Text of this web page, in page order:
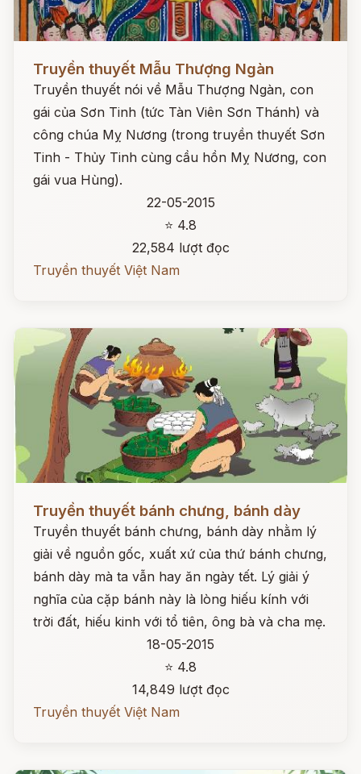
Đọc ngay
Truyền thuyết Mẫu Thượng Ngàn
Truyền thuyết nói về Mẫu Thượng Ngàn, con
gái của Sơn Tinh (tức Tàn Viên Sơn Thánh) và
công chúa Mỵ Nương (trong truyền thuyết Sơn
Tinh - Thủy Tinh cùng cầu hồn Mỵ Nương, con
gái vua Hùng).
22-05-2015
⭐ 4.8
22,584 lượt đọc
Truyền thuyết Việt Nam
Đọc ngay
Truyền thuyết bánh chưng, bánh dày
Truyền thuyết bánh chưng, bánh dày nhằm lý
giải về nguồn gốc, xuất xứ của thứ bánh chưng,
bánh dày mà ta vẫn hay ăn ngày tết. Lý giải ý
nghĩa của cặp bánh này là lòng hiếu kính với
trời đất, hiếu kinh với tổ tiên, ông bà và cha mẹ.
18-05-2015
⭐ 4.8
14,849 lượt đọc
Truyền thuyết Việt Nam